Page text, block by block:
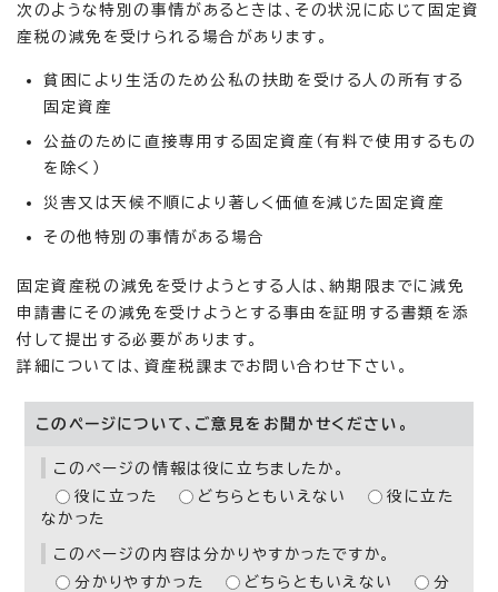
次のような特別の事情があるときは、その状況に応じて固定資
産税の減免を受けられる場合があります。
貧困により生活のため公私の扶助を受ける人の所有する
固定資産
公益のために直接専用する固定資産（有料で使用するもの
を除く）
災害又は天候不順により著しく価値を減じた固定資産
その他特別の事情がある場合
固定資産税の減免を受けようとする人は、納期限までに減免
申請書にその減免を受けようとする事由を証明する書類を添
付して提出する必要があります。
詳細については、資産税課までお問い合わせ下さい。
このページについて、ご意見をお聞かせください。
このページの情報は役に立ちましたか。
役に立った
どちらともいえない
役に立た
なかった
このページの内容は分かりやすかったですか。
分かりやすかった
どちらともいえない
分